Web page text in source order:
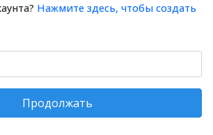
Нажмите здесь, чтобы создать
Продолжать